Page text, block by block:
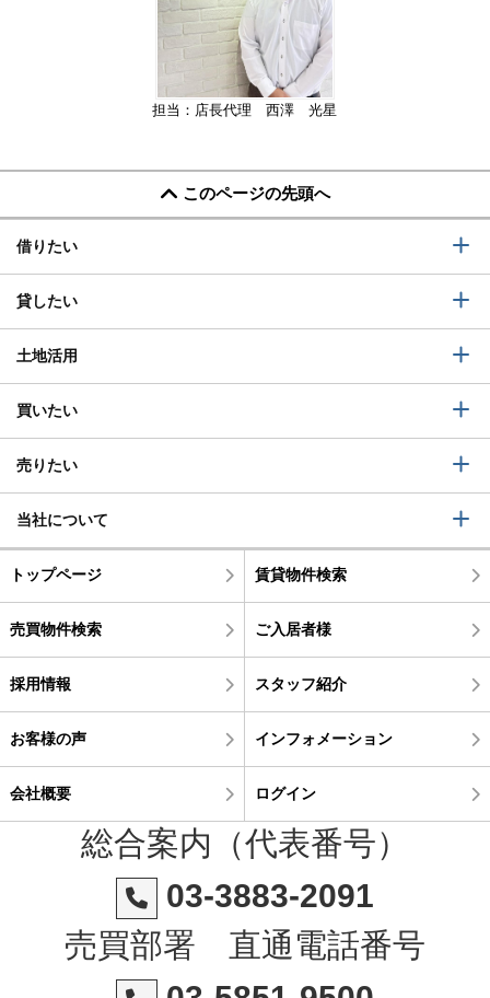
担当：店長代理 西澤 光星
このページの先頭へ
借りたい
貸したい
土地活用
買いたい
売りたい
当社について
トップページ 賃貸物件検索
売買物件検索 ご入居者様
採用情報 スタッフ紹介
お客様の声 インフォメーション
会社概要 ログイン
総合案内（代表番号）
03-3883-2091
売買部署 直通電話番号